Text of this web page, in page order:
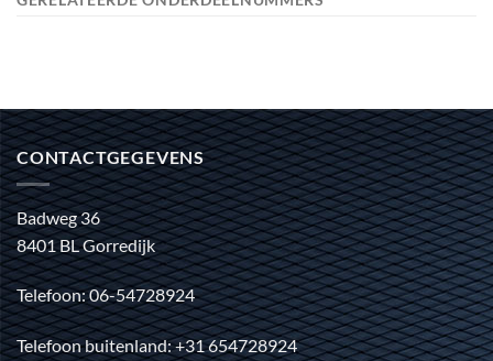
CONTACTGEGEVENS
Badweg 36
8401 BL Gorredijk
Telefoon: 06-54728924
Telefoon buitenland: +31 654728924